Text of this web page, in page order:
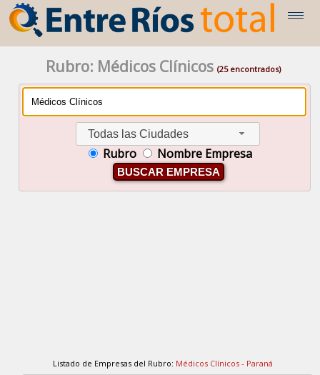
Rubro: Médicos Clínicos (25 encontrados)
Todas las Ciudades
Rubro Nombre Empresa
BUSCAR EMPRESA
Listado de Empresas del Rubro: Médicos Clínicos - Paraná